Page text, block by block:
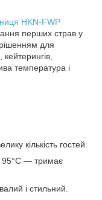
HKN-FWP
перших страв у
для
температура і
кількість гостей.
95°C — тримає
і стильний.